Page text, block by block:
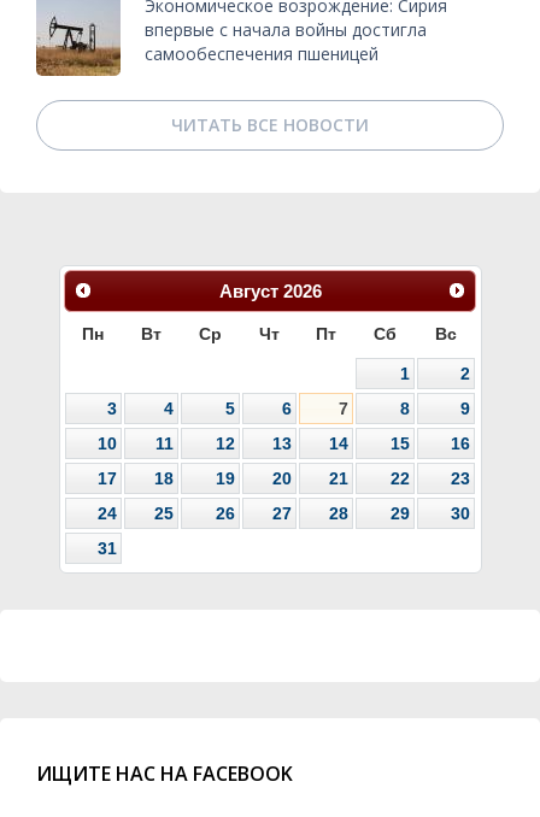
Экономическое возрождение: Сирия
впервые с начала войны достигла
самообеспечения пшеницей
ЧИТАТЬ ВСЕ НОВОСТИ
Август 2026
Пн Вт Ср Чт Пт Сб Вс
1
2
3
4 5 6 7 8
9
10
11 12 13 14 15
16
17
18 19 20 21 22
23
24
25 26 27 28 29
30
31
ИЩИТЕ НАС НА FACEBOOK